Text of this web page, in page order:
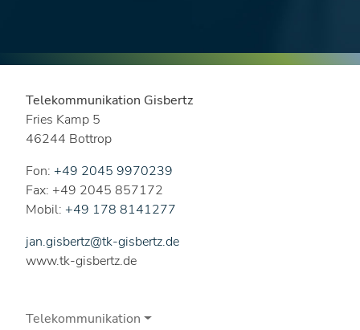
Telekommunikation Gisbertz
Fries Kamp 5
46244 Bottrop
Fon: +49 2045 9970239
Fax: +49 2045 857172
Mobil: +49 178 8141277
jan.gisbertz@tk-gisbertz.de
www.tk-gisbertz.de
Telekommunikation